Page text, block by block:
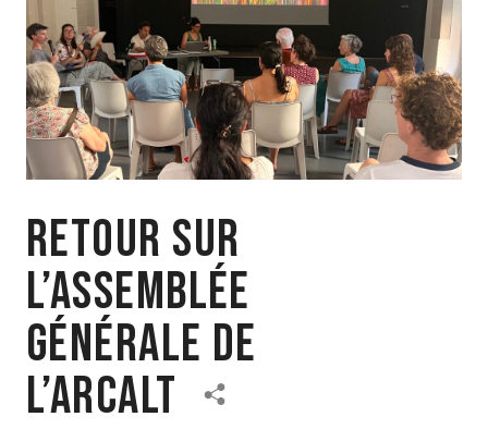
Retour sur
l’assemblée
générale de
l’ARCALT